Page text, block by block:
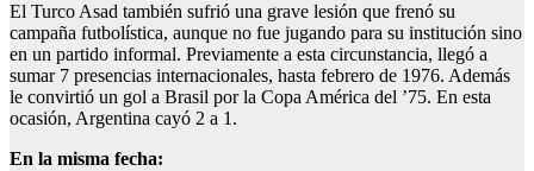
El Turco Asad también sufrió una grave lesión que frenó su
campaña futbolística, aunque no fue jugando para su institución sino
en un partido informal. Previamente a esta circunstancia, llegó a
sumar 7 presencias internacionales, hasta febrero de 1976. Además
le convirtió un gol a Brasil por la Copa América del ’75. En esta
ocasión, Argentina cayó 2 a 1.
En la misma fecha: